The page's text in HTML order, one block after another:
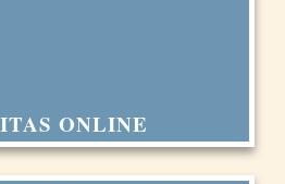
ONLINE